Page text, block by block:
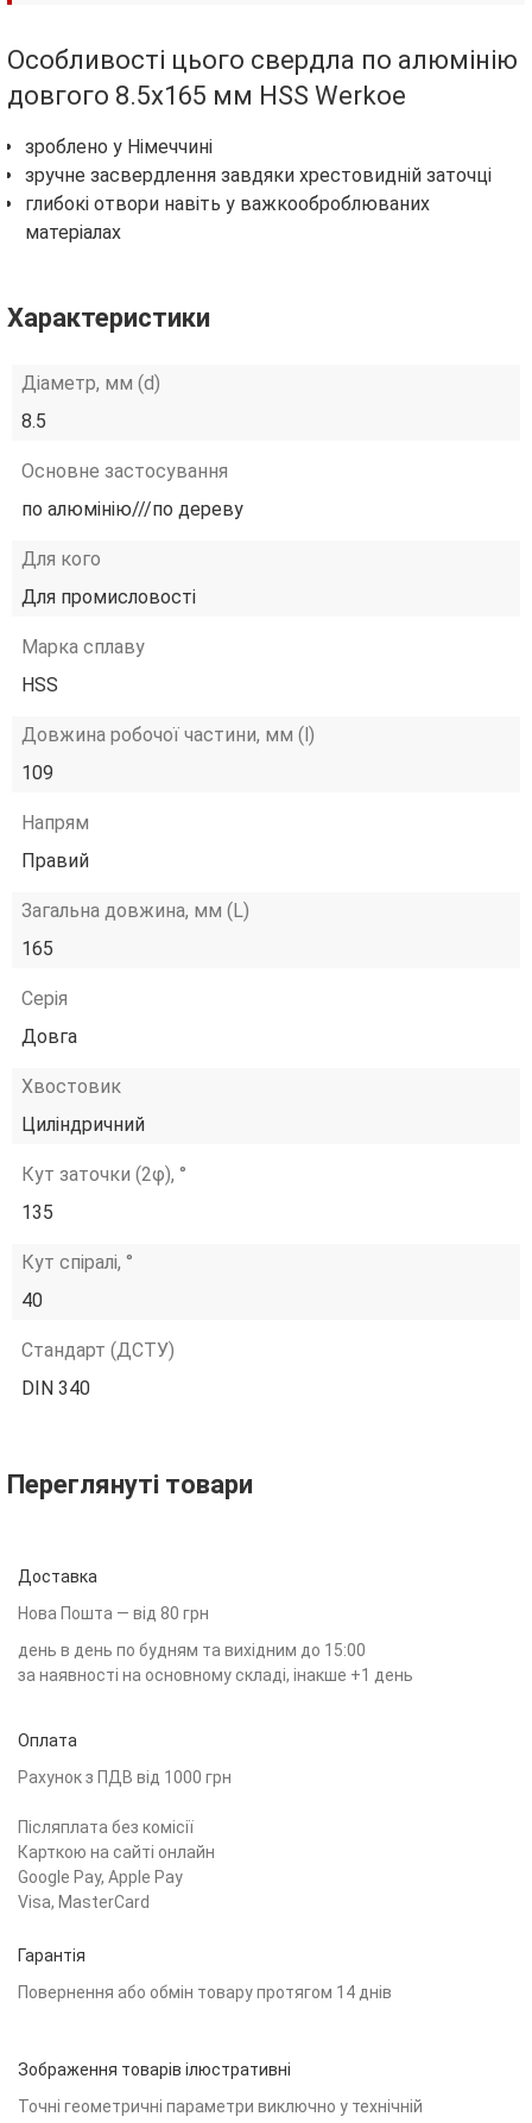
Особливості цього свердла по алюмінію
довгого 8.5х165 мм HSS Werkoe
зроблено у Німеччині
зручне засвердлення завдяки хрестовидній заточці
глибокі отвори навіть у важкооброблюваних
матеріалах
Характеристики
Діаметр, мм (d)
8.5
Основне застосування
по алюмінію///по дереву
Для кого
Для промисловості
Марка сплаву
HSS
Довжина робочої частини, мм (l)
109
Напрям
Правий
Загальна довжина, мм (L)
165
Серія
Довга
Хвостовик
Циліндричний
Кут заточки (2φ), °
135
Кут спіралі, °
40
Стандарт (ДСТУ)
DIN 340
Переглянуті товари
Доставка
Нова Пошта — від 80 грн
день в день по будням та вихідним до 15:00
за наявності на основному складі, інакше +1 день
Оплата
Рахунок з ПДВ від 1000 грн
Післяплата без комісії
Карткою на сайті онлайн
Google Pay, Apple Pay
Visa, MasterCard
Гарантія
Повернення або обмін товару протягом 14 днів
Зображення товарів ілюстративні
Точні геометричні параметри виключно у технічній